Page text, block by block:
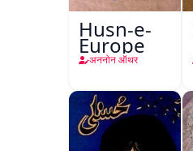
Husn-e-
Europe
अननोन ऑथर